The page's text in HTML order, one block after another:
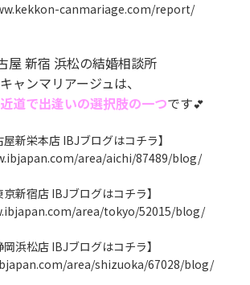
canmariage.com/report/
屋 新宿 浜松の結婚相談所
キャンマリアージュは、
道で出逢いの選択肢の一つです💕
屋新栄本店 IBJブログはコチラ】
area/aichi/87489/blog/
京新宿店 IBJブログはコチラ】
area/tokyo/52015/blog/
岡浜松店 IBJブログはコチラ】
area/shizuoka/67028/blog/